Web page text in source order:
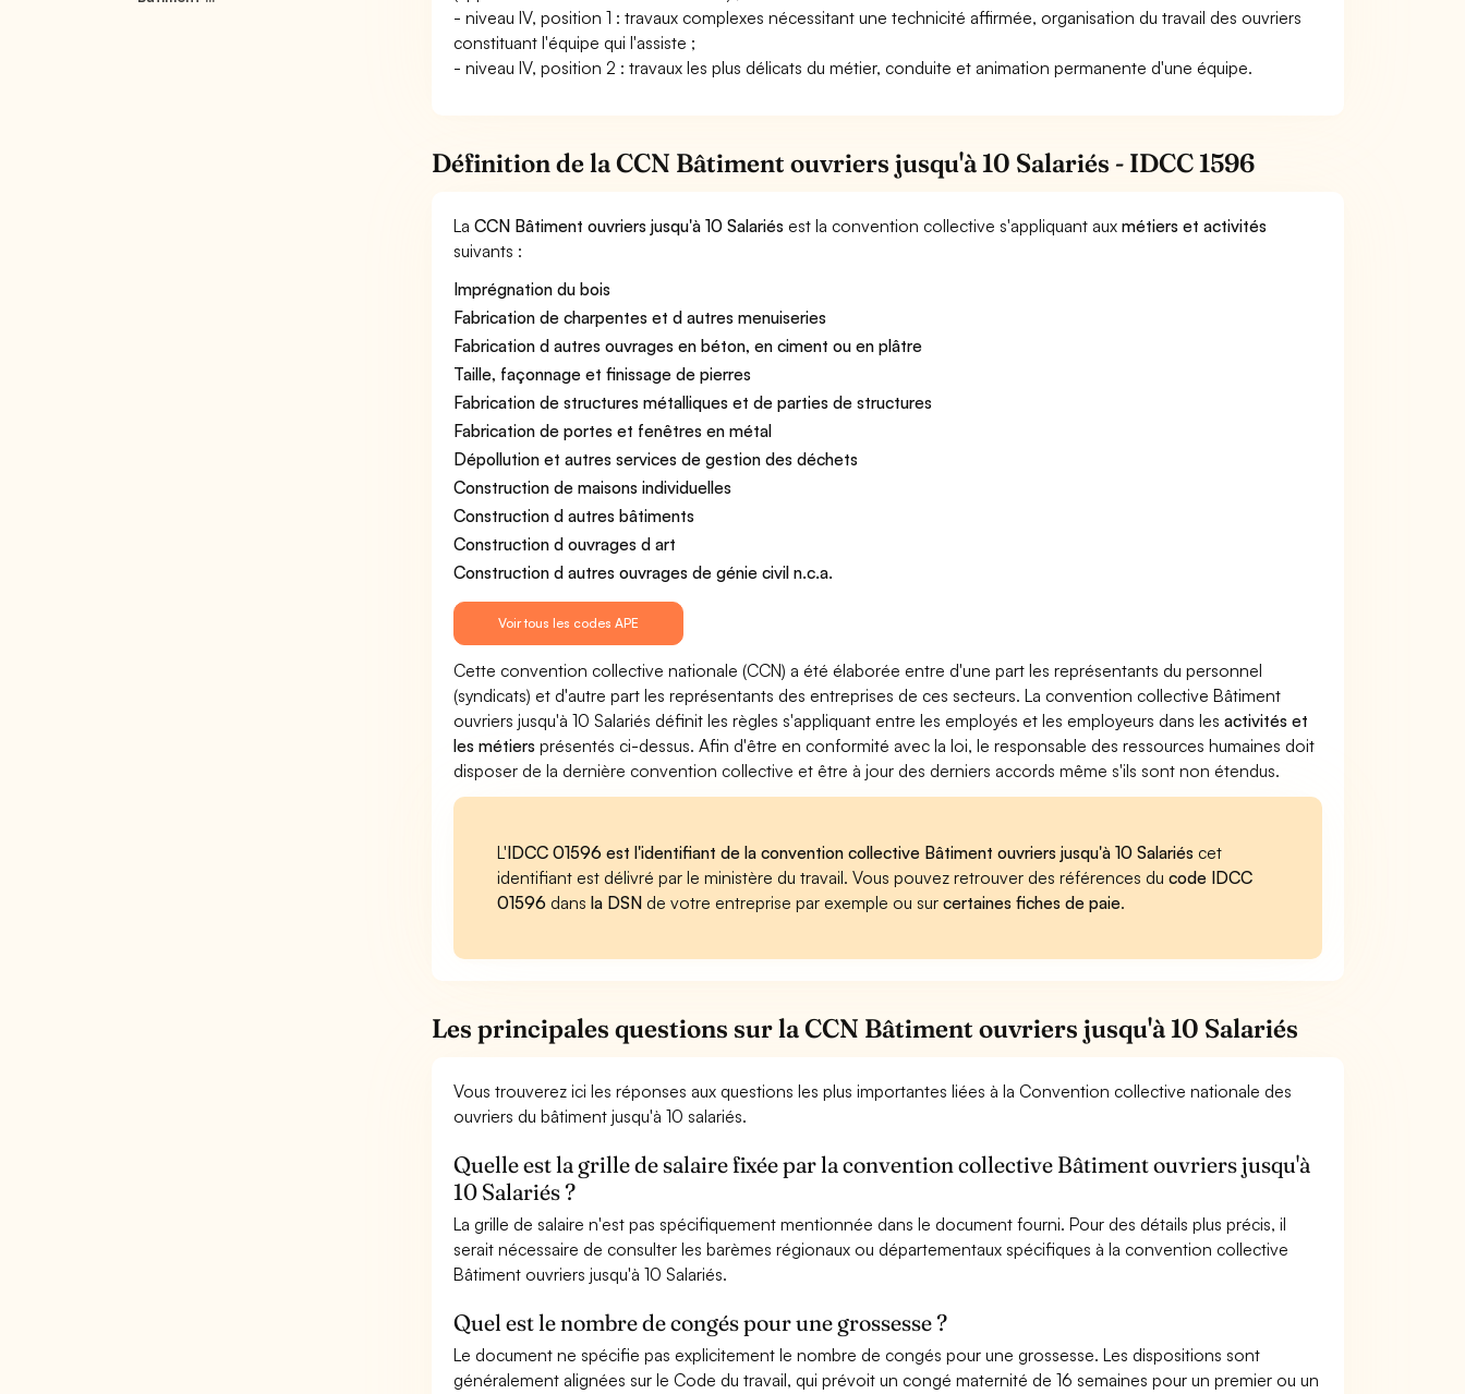
- niveau IV, position 1 : travaux complexes nécessitant une technicité affirmée, organisation du travail des ouvriers
constituant l'équipe qui l'assiste ;
- niveau IV, position 2 : travaux les plus délicats du métier, conduite et animation permanente d'une équipe.
Définition de la CCN Bâtiment ouvriers jusqu'à 10 Salariés - IDCC 1596
LaCCN Bâtiment ouvriers jusqu'à 10 Salariés est la convention collective s'appliquant auxmétiers et activités
suivants :
Imprégnation du bois
Fabrication de charpentes et d autres menuiseries
Fabrication d autres ouvrages en béton, en ciment ou en plâtre
Taille, façonnage et finissage de pierres
Fabrication de structures métalliques et de parties de structures
Fabrication de portes et fenêtres en métal
Dépollution et autres services de gestion des déchets
Construction de maisons individuelles
Construction d autres bâtiments
Construction d ouvrages d art
Construction d autres ouvrages de génie civil n.c.a.
Voir tous les codes APE
Cette convention collective nationale (CCN) a été élaborée entre d'une part les représentants du personnel
(syndicats) et d'autre part les représentants des entreprises de ces secteurs. La convention collective Bâtiment
ouvriers jusqu'à 10 Salariés définit les règles s'appliquant entre les employés et les employeurs dans lesactivités et
les métiers présentés ci-dessus. Afin d'être en conformité avec la loi, le responsable des ressources humaines doit
disposer de la dernière convention collective et être à jour des derniers accords même s'ils sont non étendus.
L'IDCC 01596 est l'identifiant de la convention collective Bâtiment ouvriers jusqu'à 10 Salariés cet
identifiant est délivré par le ministère du travail. Vous pouvez retrouver des références ducode IDCC
01596 dansla DSN de votre entreprise par exemple ou surcertaines fiches de paie.
Les principales questions sur la CCN Bâtiment ouvriers jusqu'à 10 Salariés
Vous trouverez ici les réponses aux questions les plus importantes liées à la Convention collective nationale des
ouvriers du bâtiment jusqu'à 10 salariés.
Quelle est la grille de salaire fixée par la convention collective Bâtiment ouvriers jusqu'à
10 Salariés ?
La grille de salaire n'est pas spécifiquement mentionnée dans le document fourni. Pour des détails plus précis, il
serait nécessaire de consulter les barèmes régionaux ou départementaux spécifiques à la convention collective
Bâtiment ouvriers jusqu'à 10 Salariés.
Quel est le nombre de congés pour une grossesse ?
Le document ne spécifie pas explicitement le nombre de congés pour une grossesse. Les dispositions sont
généralement alignées sur le Code du travail, qui prévoit un congé maternité de 16 semaines pour un premier ou un